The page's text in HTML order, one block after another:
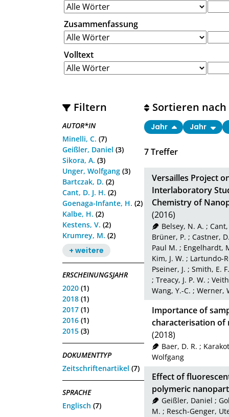
Zusammenfassung
Volltext
Filtern
AUTOR*IN
Minelli, C. (7)
Geißler, Daniel (3)
Sikora, A. (3)
Unger, Wolfgang (3)
Bartczak, D. (2)
Cant, D. J. H. (2)
Goenaga-Infante, H. (2)
Kalbe, H. (2)
Kestens, V. (2)
Krumrey, M. (2)
+ weitere
ERSCHEINUNGSJAHR
2020 (1)
2018 (1)
2017 (1)
2016 (1)
2015 (3)
DOKUMENTTYP
Zeitschriftenartikel (7)
SPRACHE
Englisch (7)
7Treffer
Sortieren nach
Jahr Jahr
Versailles Project
Interlaboratory
Chemistry of
(2016)
Belsey, N. A. ; Cant,
Brüner, P. ; Castner,
Paul M. ; Engelhardt,
Kim, J. W. ; Lartundo-
Pseiner, J. ; Smith, E. F.
; Treacy, J. P. W. ;
Wang, Y.-C. ; Werner,
Importance of
characterisation of
(2018)
Baer, D. R. ;
Wolfgang
Effect of
polymeric
Geißler, Daniel ;
M. ; Resch-Genger,